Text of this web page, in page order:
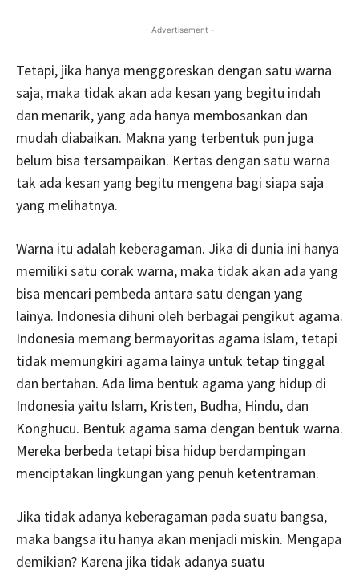
- Advertisement -
Tetapi, jika hanya menggoreskan dengan satu warna
saja, maka tidak akan ada kesan yang begitu indah
dan menarik, yang ada hanya membosankan dan
mudah diabaikan. Makna yang terbentuk pun juga
belum bisa tersampaikan. Kertas dengan satu warna
tak ada kesan yang begitu mengena bagi siapa saja
yang melihatnya.
Warna itu adalah keberagaman. Jika di dunia ini hanya
memiliki satu corak warna, maka tidak akan ada yang
bisa mencari pembeda antara satu dengan yang
lainya. Indonesia dihuni oleh berbagai pengikut agama.
Indonesia memang bermayoritas agama islam, tetapi
tidak memungkiri agama lainya untuk tetap tinggal
dan bertahan. Ada lima bentuk agama yang hidup di
Indonesia yaitu Islam, Kristen, Budha, Hindu, dan
Konghucu. Bentuk agama sama dengan bentuk warna.
Mereka berbeda tetapi bisa hidup berdampingan
menciptakan lingkungan yang penuh ketentraman.
Jika tidak adanya keberagaman pada suatu bangsa,
maka bangsa itu hanya akan menjadi miskin. Mengapa
demikian? Karena jika tidak adanya suatu